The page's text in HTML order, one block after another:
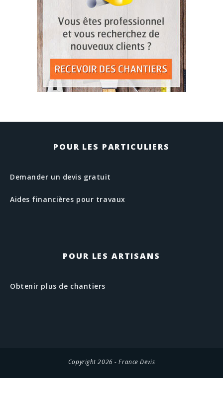
POUR LES PARTICULIERS
Demander un devis gratuit
Aides financières pour travaux
POUR LES ARTISANS
Obtenir plus de chantiers
Copyright 2026 - France Devis